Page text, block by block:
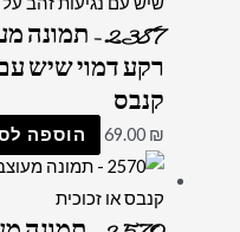
2387 –
רקע דמוי שיש
קנבס
69.00 ₪ הוספה